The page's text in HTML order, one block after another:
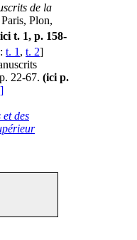
de la
Paris, Plon,
t. 1, p. 158-
t. 1 , t. 2]
22-67. (ici p.
des